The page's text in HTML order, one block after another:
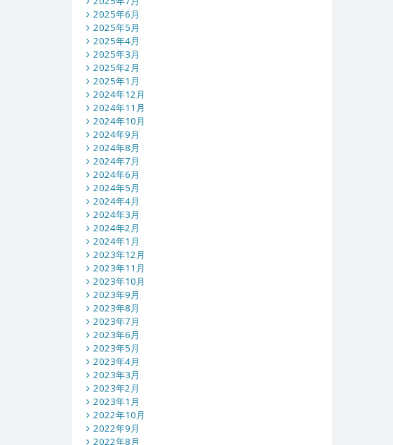
2025年6月
2025年5月
2025年4月
2025年3月
2025年2月
2025年1月
2024年12月
2024年11月
2024年10月
2024年9月
2024年8月
2024年7月
2024年6月
2024年5月
2024年4月
2024年3月
2024年2月
2024年1月
2023年12月
2023年11月
2023年10月
2023年9月
2023年8月
2023年7月
2023年6月
2023年5月
2023年4月
2023年3月
2023年2月
2023年1月
2022年10月
2022年9月
2022年8月